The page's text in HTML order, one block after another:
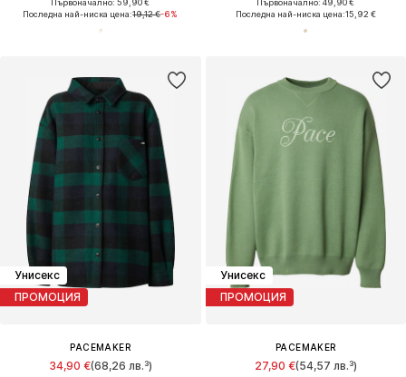
Първоначално: 59,90 €
Последна най-ниска цена:19,12 €-6%
Първоначално: 49,90 €
Последна най-ниска цена:15,92 €
Унисекс
ПРОМОЦИЯ
PACEMAKER
34,90 €(68,26 лв.³)
Унисекс
ПРОМОЦИЯ
PACEMAKER
27,90 €(54,57 лв.³)